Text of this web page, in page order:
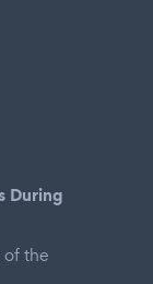
During
of the